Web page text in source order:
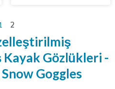
2
Gözlükleri -
Goggles